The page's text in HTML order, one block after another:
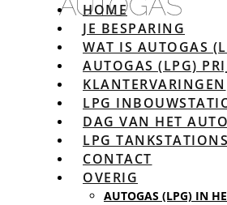
HOME
JE BESPARING
WAT IS AUTOGAS
AUTOGAS (LPG)
KLANTERVARINGEN
LPG
DAG VAN HET
LPG TANKSTATIONS
CONTACT
OVERIG
AUTOGAS (LPG) IN